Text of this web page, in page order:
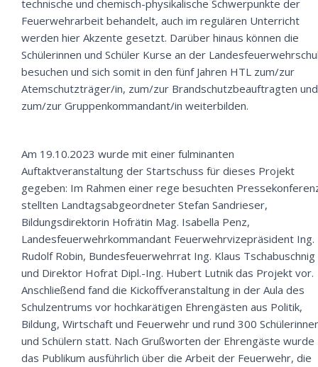
technische und chemisch-physikalische Schwerpunkte der
Feuerwehrarbeit behandelt, auch im regulären Unterricht
werden hier Akzente gesetzt. Darüber hinaus können die
Schülerinnen und Schüler Kurse an der
besuchen und sich somit in den fünf Jahren HTL zum/zur
Atemschutzträger/in, zum/zur Brandschutzbeauftragten und
zum/zur Gruppenkommandant/in weiterbilden.
Am 19.10.2023 wurde mit einer fulminanten
Auftaktveranstaltung der Startschuss für dieses Projekt
gegeben: Im Rahmen einer rege besuchten
stellten Landtagsabgeordneter Stefan Sandrieser,
Bildungsdirektorin Hofrätin Mag. Isabella Penz,
Landesfeuerwehrkommandant Feuerwehrvizepräsident Ing.
Rudolf Robin, Bundesfeuerwehrrat Ing. Klaus Tschabuschnig
und Direktor Hofrat Dipl.-Ing. Hubert Lutnik das Projekt vor.
Anschließend fand die Kickoffveranstaltung in der Aula des
Schulzentrums vor hochkarätigen Ehrengästen aus Politik,
Bildung, Wirtschaft und Feuerwehr und rund 300
und Schülern statt. Nach Grußworten der Ehrengäste wurde
das Publikum ausführlich über die Arbeit der Feuerwehr, die